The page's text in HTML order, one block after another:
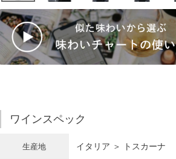
ワインスペック
生産地 イタリア ＞ トスカーナ